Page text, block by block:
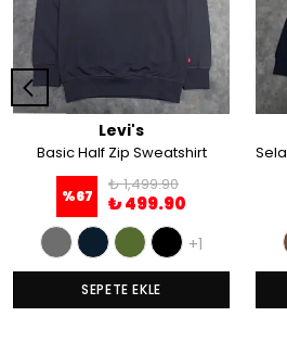
Levi's
Basic Half Zip Sweatshirt
%67
₺ 1,499.90
₺ 499.90
+1
SEPETE EKLE